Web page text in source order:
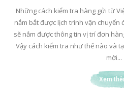
Những cách kiểm tra hàng gửi từ
nắm bắt được lịch trình vận chuyển
sẽ nắm được thông tin vị trí đơn
Vậy cách kiểm tra như thế nào và
mời...
Xem